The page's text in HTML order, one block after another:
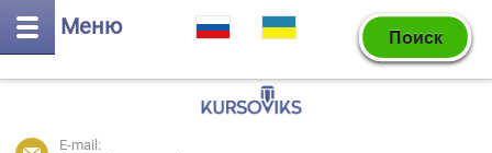
Меню
E-mail: